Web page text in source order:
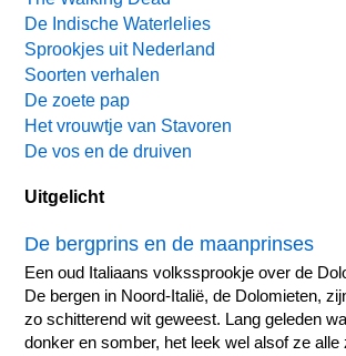
De Indische Waterlelies
Sprookjes uit Nederland
Soorten verhalen
De zoete pap
Het vrouwtje van Stavoren
De vos en de druiven
Uitgelicht
De bergprins en de maanprinses
Een oud Italiaans volkssprookje over de
De bergen in Noord-Italië, de Dolomieten,
zo schitterend wit geweest. Lang geleden
donker en somber, het leek wel alsof ze alle